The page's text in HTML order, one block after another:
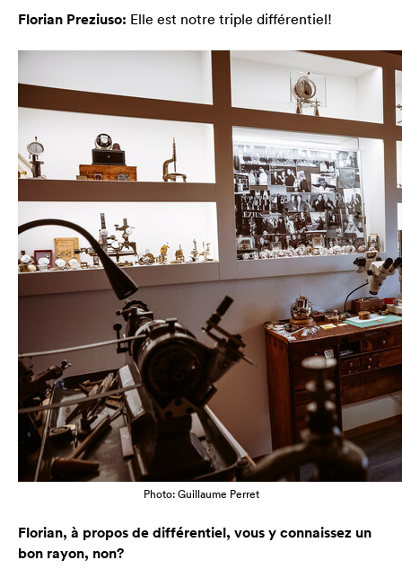
Florian Preziuso: Elle est notre triple différentiel!
Photo: Guillaume Perret
Florian, à propos de différentiel, vous y connaissez un
bon rayon, non?